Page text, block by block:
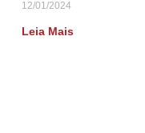
12/01/2024
Leia Mais